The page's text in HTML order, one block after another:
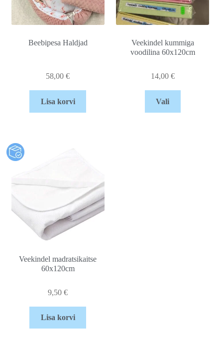
Beebipesa Haldjad
58,00€
Lisa korvi
Veekindel kummiga
voodilina 60x120cm
14,00 €
Vali
Veekindel madratsikaitse
60x120cm
9,50€
Lisa korvi